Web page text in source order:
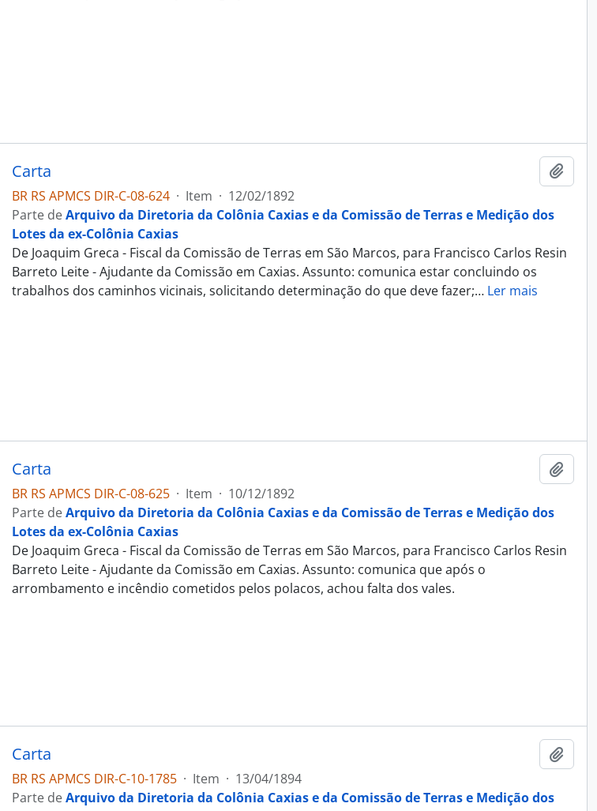
Carta
BR RS APMCS DIR-C-08-624 · Item · 12/02/1892
Parte deArquivo da Diretoria da Colônia Caxias e da Comissão de Terras e Medição dos
Lotes da ex-Colônia Caxias
De Joaquim Greca - Fiscal da Comissão de Terras em São Marcos, para Francisco Carlos Resin
Barreto Leite - Ajudante da Comissão em Caxias. Assunto: comunica estar concluindo os
trabalhos dos caminhos vicinais, solicitando determinação do que deve fazer;… Ler mais
Carta
BR RS APMCS DIR-C-08-625 · Item · 10/12/1892
Parte deArquivo da Diretoria da Colônia Caxias e da Comissão de Terras e Medição dos
Lotes da ex-Colônia Caxias
De Joaquim Greca - Fiscal da Comissão de Terras em São Marcos, para Francisco Carlos Resin
Barreto Leite - Ajudante da Comissão em Caxias. Assunto: comunica que após o
arrombamento e incêndio cometidos pelos polacos, achou falta dos vales.
Carta
BR RS APMCS DIR-C-10-1785 · Item · 13/04/1894
Parte deArquivo da Diretoria da Colônia Caxias e da Comissão de Terras e Medição dos